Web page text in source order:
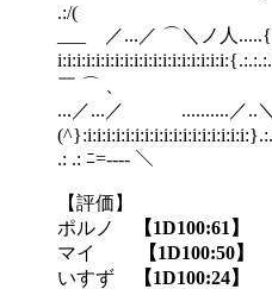
.:/(
___ ／...／ ⌒＼ノ人.....{
￣ ⌒ 、
...／...／ ..........／..＼
.: .: ﾆ=---- ＼
【評価】
ポルノ
【1D100:61】
マイ
【1D100:50】
いすず
【1D100:24】